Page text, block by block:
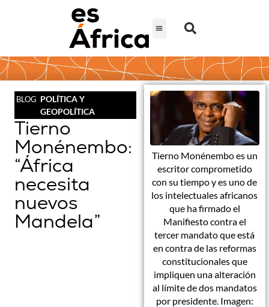
BLOG POLÍTICA Y
GEOPOLÍTICA
Tierno
Monénembo:
“África
necesita
nuevos
Mandela”
Tierno Monénembo es un
escritor comprometido
con su tiempo y es uno de
los intelectuales africanos
que ha firmado el
Manifiesto contra el
tercer mandato que está
en contra de las reformas
constitucionales que
impliquen una alteración
al límite de dos mandatos
por presidente. Imagen: